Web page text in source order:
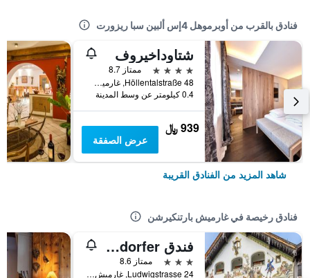
فنادق بالقرب من أوبرموهل 4إس ألبين سبا ريزورت
شتاوداخيروف
4 نجوم
ممتاز 8.7
Höllentalstraße 48, غارميش بارتنكيرشن, بافاريا, ألمانيا
0.4 كيلومتر عن وسط المدينة
939 ﷼
عرض الصفقة
شاهد المزيد من الفنادق القريبة
فنادق رخيصة في غارميش بارتنكيرشن
فندق Gasthof Fraundorfer
3 نجوم
ممتاز 8.6
Ludwigstrasse 24, غارميش بارتنكيرشن, بافاريا, ألمانيا